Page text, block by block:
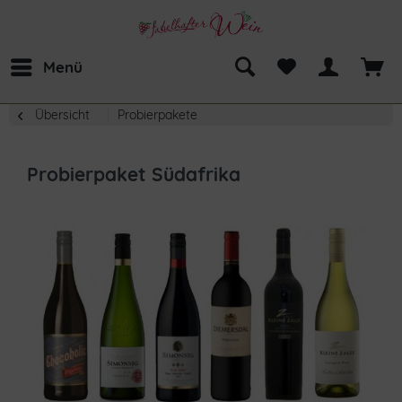
Menü
Übersicht Probierpakete
Probierpaket Südafrika